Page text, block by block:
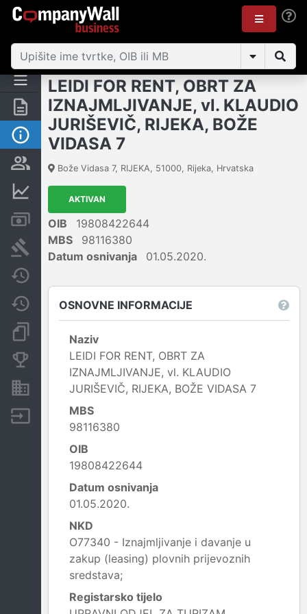
Sažetak
Osnovne informacije
Osobe i vlasništvo
Financijski podaci
Računi i blokade
Sudske objave
Promjene
Konkurentske tvrtke
Nekretnine i imovina
LEIDI FOR RENT, OBRT ZA
IZNAJMLJIVANJE, vl. KLAUDIO
JURIŠEVIČ, RIJEKA, BOŽE
VIDASA 7
Bože Vidasa 7, RIJEKA, 51000, Rijeka, Hrvatska
AKTIVAN
OIB
19808422644
MBS
98116380
Datum osnivanja
01.05.2020.
OSNOVNE INFORMACIJE
Naziv
LEIDI FOR RENT, OBRT ZA
IZNAJMLJIVANJE, vl. KLAUDIO
JURIŠEVIČ, RIJEKA, BOŽE VIDASA 7
MBS
98116380
OIB
19808422644
Datum osnivanja
01.05.2020.
NKD
O77340 - Iznajmljivanje i davanje u
zakup (leasing) plovnih prijevoznih
sredstava;
Registarsko tijelo